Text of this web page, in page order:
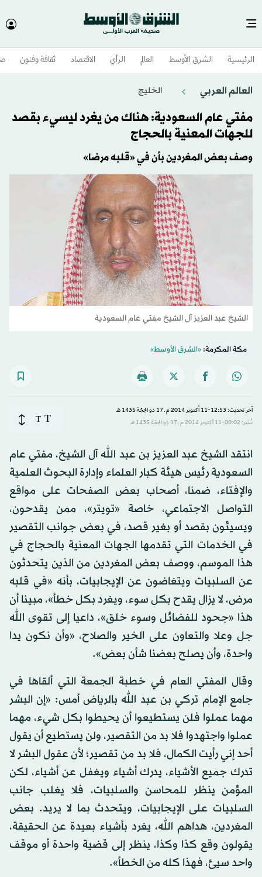
الرئيسية الشرق الأوسط​ العالم الرأي الاقتصاد ثقافة وفنون
العالم العربي الخليج
مفتي عام السعودية: هناك من يغرد ليسيء بقصد
للجهات المعنية بالحجاج
وصف بعض المغردين بأن في «قلبه مرضا»
الشيخ عبد العزيز آل الشيخ مفتي عام السعودية
مكة المكرمة:«الشرق الأوسط»
آخر تحديث: 12:53-11 أكتوبر 2014 م ـ 17 ذو الحِجّة 1435 هـ
نُشر: 00:02-11 أكتوبر 2014 م ـ 17 ذو الحِجّة 1435 هـ
T
T
انتقد الشيخ عبد العزيز بن عبد الله آل الشيخ، مفتي عام
السعودية رئيس هيئة كبار العلماء وإدارة البحوث العلمية
والإفتاء، ضمنا، أصحاب بعض الصفحات على مواقع
التواصل الاجتماعي، خاصة «تويتر»، ممن يقدحون،
ويسيئون بقصد أو بغير قصد، في بعض جوانب التقصير
في الخدمات التي تقدمها الجهات المعنية بالحجاج في
هذا الموسم، ووصف بعض المغردين من الذين يتحدثون
عن السلبيات ويتغاضون عن الإيجابيات، بأنه «في قلبه
مرض، لا يزال يقدح بكل سوء، ويغرد بكل خطأ»، مبينا أن
هذا «جحود للفضائل وسوء خلق»، داعيا إلى تقوى الله
جل وعلا والتعاون على الخير والصلاح، «وأن نكون يدا
واحدة، وأن يصلح بعضنا شأن بعض».
وقال المفتي العام في خطبة الجمعة التي ألقاها في
جامع الإمام تركي بن عبد الله بالرياض أمس: «إن البشر
مهما عملوا فلن يستطيعوا أن يحيطوا بكل شيء، مهما
عملوا واجتهدوا فلا بد من التقصير، ولن يستطيع أن يقول
أحد إني رأيت الكمال، فلا بد من تقصير؛ لأن عقول البشر لا
تدرك جميع الأشياء، يدرك أشياء ويغفل عن أشياء، لكن
المؤمن ينظر للمحاسن والسلبيات، فلا يغلب جانب
السلبيات على الإيجابيات، ويتحدث بما لا يريد. بعض
المغردين، هداهم الله، يغرد بأشياء بعيدة عن الحقيقة،
يقولون وقع كذا وكذا، ينظر إلى قضية واحدة أو موقف
واحد سيئ، فهذا كله من الخطأ».